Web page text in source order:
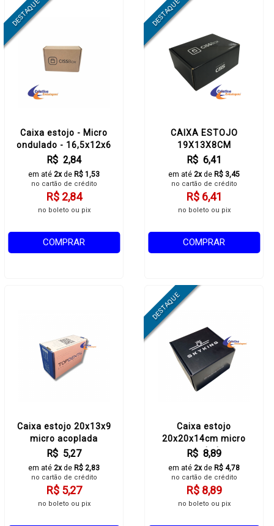
Caixa estojo - Micro
ondulado - 16,5x12x6
cm
R$ 2,84
em até 2xde R$ 1,53
no cartão de crédito
R$ 2,84
no boleto ou pix
COMPRAR
CAIXA ESTOJO
19X13X8CM
R$ 6,41
em até 2xde R$ 3,45
no cartão de crédito
R$ 6,41
no boleto ou pix
COMPRAR
Caixa estojo 20x13x9
micro acoplada
R$ 5,27
em até 2xde R$ 2,83
no cartão de crédito
R$ 5,27
no boleto ou pix
Caixa estojo
20x20x14cm micro
acoplado
R$ 8,89
em até 2xde R$ 4,78
no cartão de crédito
R$ 8,89
no boleto ou pix